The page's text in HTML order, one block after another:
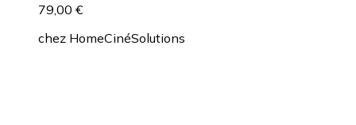
79,00 €
chez HomeCinéSolutions